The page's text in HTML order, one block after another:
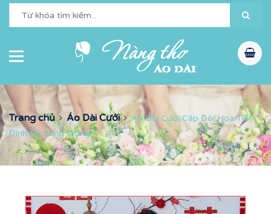
Trang chủ Áo Dài Cưới
Áo Dài Cưới Cặp Đôi Họa Tiết
Đính Đá Sang Trọng